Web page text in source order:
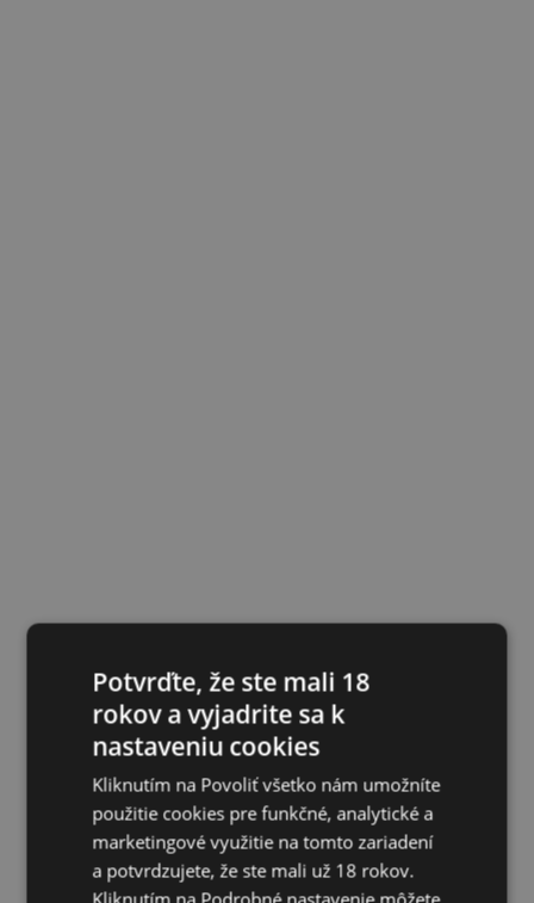
Potvrďte, že ste mali 18
rokov a vyjadrite sa k
nastaveniu cookies
Kliknutím na Povoliť všetko nám umožníte
použitie cookies pre funkčné, analytické a
marketingové využitie na tomto zariadení
a potvrdzujete, že ste mali už 18 rokov.